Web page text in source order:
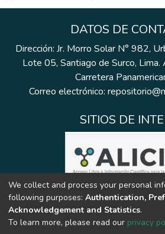
DATOS DE
Dirección: Jr. Morro Solar N° 982,
Lote 05, Santiago de Surco,
Carretera
Correo electrónico:
SITIOS DE
We collect and process your personal
following purposes: Authentication,
Acknowledgement and Statistics.
To learn more, please read our privacy